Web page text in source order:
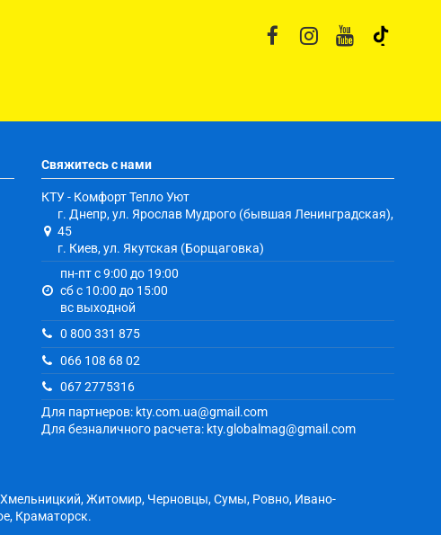
Свяжитесь с нами
КТУ - Комфорт Тепло Уют
г. Днепр, ул. Ярослав Мудрого (бывшая Ленинградская),
45
г. Киев, ул. Якутская (Борщаговка)
пн-пт с 9:00 до 19:00
сб с 10:00 до 15:00
вс выходной
0 800 331 875
066 108 68 02
067 2775316
Для партнеров: kty.com.ua@gmail.com
Для безналичного расчета: kty.globalmag@gmail.com
Хмельницкий, Житомир, Черновцы, Сумы, Ровно, Ивано-
Краматорск.